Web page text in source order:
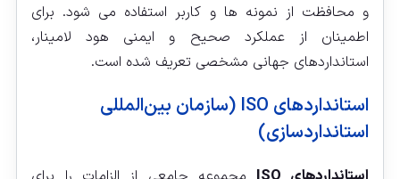
و محافظت از نمونه‌ ها و کاربر استفاده می‌ شود. برای
اطمینان از عملکرد صحیح و ایمنی هود لامینار،
استانداردهای جهانی مشخصی تعریف شده است.
استانداردهای ISO (سازمان بین‌المللی
استانداردسازی)